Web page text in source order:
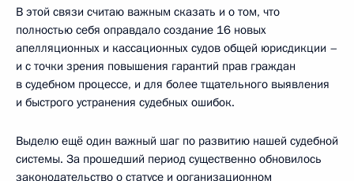
В этой связи считаю важным сказать и о том, что
полностью себя оправдало создание 16 новых
апелляционных и кассационных судов общей юрисдикции –
и с точки зрения повышения гарантий прав граждан
в судебном процессе, и для более тщательного выявления
и быстрого устранения судебных ошибок.
Выделю ещё один важный шаг по развитию нашей судебной
системы. За прошедший период существенно обновилось
законодательство о статусе и организационном